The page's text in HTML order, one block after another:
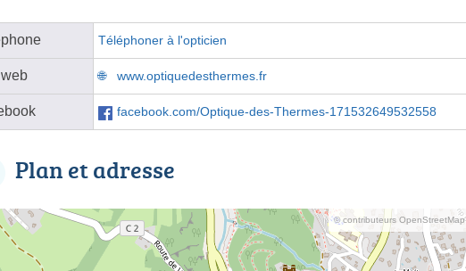
Téléphoner à l'opticien
www.optiquedesthermes.fr
facebook.com/Optique-des-Thermes-171532649532558
Plan et adresse
© contributeurs OpenStreetMap